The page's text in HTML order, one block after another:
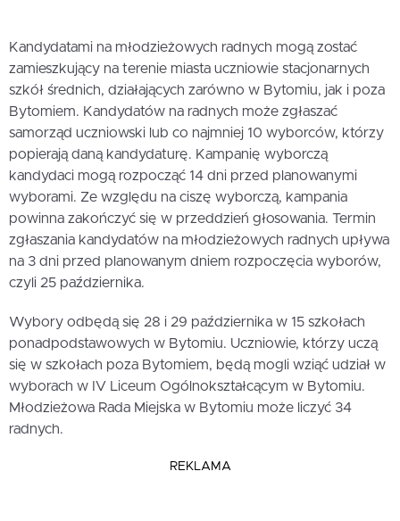
Kandydatami na młodzieżowych radnych mogą zostać
zamieszkujący na terenie miasta uczniowie stacjonarnych
szkół średnich, działających zarówno w Bytomiu, jak i poza
Bytomiem. Kandydatów na radnych może zgłaszać
samorząd uczniowski lub co najmniej 10 wyborców, którzy
popierają daną kandydaturę. Kampanię wyborczą
kandydaci mogą rozpocząć 14 dni przed planowanymi
wyborami. Ze względu na ciszę wyborczą, kampania
powinna zakończyć się w przeddzień głosowania. Termin
zgłaszania kandydatów na młodzieżowych radnych upływa
na 3 dni przed planowanym dniem rozpoczęcia wyborów,
czyli 25 października.
Wybory odbędą się 28 i 29 października w 15 szkołach
ponadpodstawowych w Bytomiu. Uczniowie, którzy uczą
się w szkołach poza Bytomiem, będą mogli wziąć udział w
wyborach w IV Liceum Ogólnokształcącym w Bytomiu.
Młodzieżowa Rada Miejska w Bytomiu może liczyć 34
radnych.
REKLAMA